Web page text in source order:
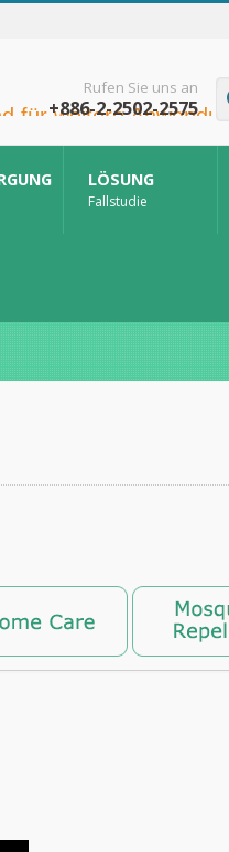
Rufen Sie uns an
+886-2-2502-2575
LÖSUNG
Fallstudie